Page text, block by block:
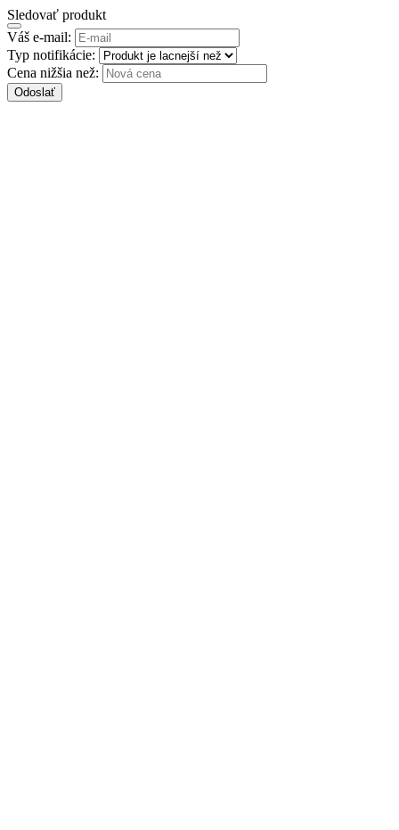
Sledovať produkt
Váš e-mail:
Typ notifikácie:
Cena nižšia než:
Odoslať